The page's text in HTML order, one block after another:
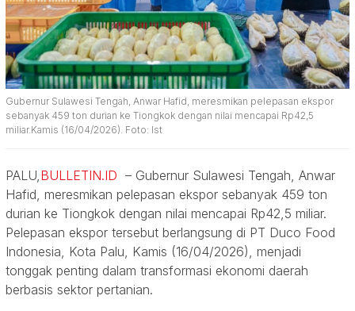
Gubernur Sulawesi Tengah, Anwar Hafid, meresmikan pelepasan ekspor
sebanyak 459 ton durian ke Tiongkok dengan nilai mencapai Rp42,5
miliar.Kamis (16/04/2026). Foto: Ist
PALU, BULLETIN.ID – Gubernur Sulawesi Tengah, Anwar
Hafid, meresmikan pelepasan ekspor sebanyak 459 ton
durian ke Tiongkok dengan nilai mencapai Rp42,5 miliar.
Pelepasan ekspor tersebut berlangsung di PT Duco Food
Indonesia, Kota Palu, Kamis (16/04/2026), menjadi
tonggak penting dalam transformasi ekonomi daerah
berbasis sektor pertanian.